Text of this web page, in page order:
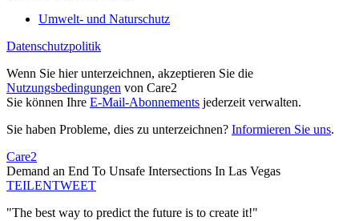
Umwelt- und Naturschutz
Datenschutzpolitik
Wenn Sie hier unterzeichnen, akzeptieren Sie die
Nutzungsbedingungen von Care2
Sie können Ihre E-Mail-Abonnements jederzeit verwalten.
Sie haben Probleme, dies zu unterzeichnen? Informieren Sie uns.
Care2
Demand an End To Unsafe Intersections In Las Vegas
TEILENTWEET
"The best way to predict the future is to create it!"